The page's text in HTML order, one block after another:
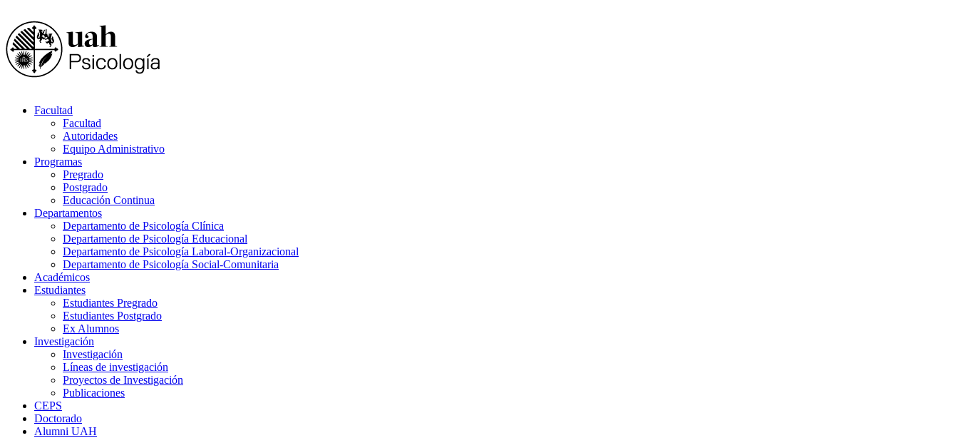
Facultad
Facultad
Autoridades
Equipo Administrativo
Programas
Pregrado
Postgrado
Educación Continua
Departamentos
Departamento de Psicología Clínica
Departamento de Psicología Educacional
Departamento de Psicología Laboral-Organizacional
Departamento de Psicología Social-Comunitaria
Académicos
Estudiantes
Estudiantes Pregrado
Estudiantes Postgrado
Ex Alumnos
Investigación
Investigación
Líneas de investigación
Proyectos de Investigación
Publicaciones
CEPS
Doctorado
Alumni UAH